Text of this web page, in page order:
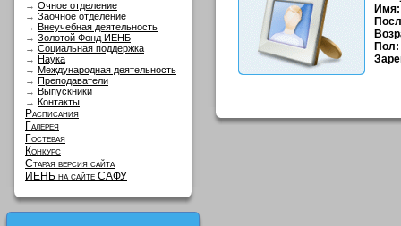
→ Очное отделение
→ Заочное отделение
→ Внеучебная деятельность
→ Золотой Фонд ИЕНБ
→ Социальная поддержка
→ Наука
→ Международная деятельность
→ Преподаватели
→ Выпускники
→ Контакты
Расписания
Галерея
Гостевая
Конкурс
Старая версия сайта
ИЕНБ на сайте САФУ
Имя:
Пол: